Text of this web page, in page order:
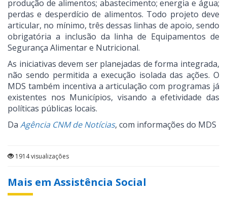
produção de alimentos; abastecimento; energia e água;
perdas e desperdício de alimentos. Todo projeto deve
articular, no mínimo, três dessas linhas de apoio, sendo
obrigatória a inclusão da linha de Equipamentos de
Segurança Alimentar e Nutricional.
As iniciativas devem ser planejadas de forma integrada,
não sendo permitida a execução isolada das ações. O
MDS também incentiva a articulação com programas já
existentes nos Municípios, visando a efetividade das
políticas públicas locais.
Da Agência CNM de Notícias, com informações do MDS
1914 visualizações
Mais em Assistência Social